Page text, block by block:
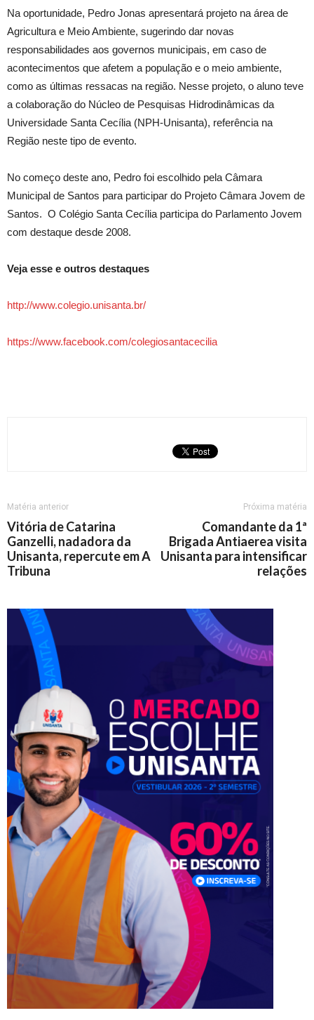
Na oportunidade, Pedro Jonas apresentará projeto na área de
Agricultura e Meio Ambiente, sugerindo dar novas
responsabilidades aos governos municipais, em caso de
acontecimentos que afetem a população e o meio ambiente,
como as últimas ressacas na região. Nesse projeto, o aluno teve
a colaboração do Núcleo de Pesquisas Hidrodinâmicas da
Universidade Santa Cecília (NPH-Unisanta), referência na
Região neste tipo de evento.
No começo deste ano, Pedro foi escolhido pela Câmara
Municipal de Santos para participar do Projeto Câmara Jovem de
Santos. O Colégio Santa Cecília participa do Parlamento Jovem
com destaque desde 2008.
Veja esse e outros destaques
http://www.colegio.unisanta.br/
https://www.facebook.com/colegiosantacecilia
Matéria anterior
Vitória de Catarina
Ganzelli, nadadora da
Unisanta, repercute em A
Tribuna
Próxima matéria
Comandante da 1ª
Brigada Antiaerea visita
Unisanta para intensificar
relações